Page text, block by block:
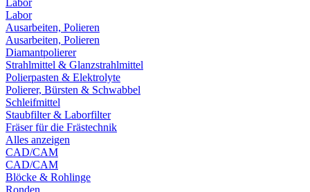
Labor
Labor
Ausarbeiten, Polieren
Ausarbeiten, Polieren
Diamantpolierer
Strahlmittel & Glanzstrahlmittel
Polierpasten & Elektrolyte
Polierer, Bürsten & Schwabbel
Schleifmittel
Staubfilter & Laborfilter
Fräser für die Frästechnik
Alles anzeigen
CAD/CAM
CAD/CAM
Blöcke & Rohlinge
Ronden